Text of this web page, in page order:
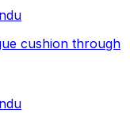
cushion through